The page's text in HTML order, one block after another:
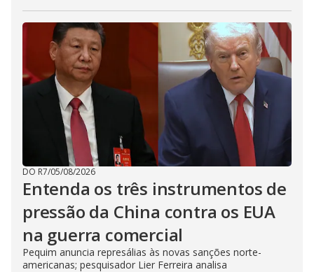
DO R7/05/08/2026
Entenda os três instrumentos de
pressão da China contra os EUA
na guerra comercial
Pequim anuncia represálias às novas sanções norte-
americanas; pesquisador Lier Ferreira analisa